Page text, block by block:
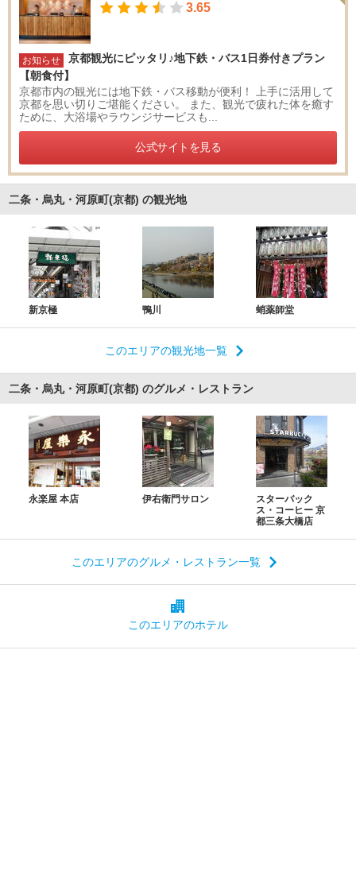
3.65
お知らせ
京都観光にピッタリ♪地下鉄・バス1日券付きプラン
【朝食付】
京都市内の観光には地下鉄・バス移動が便利！ 上手に活用して
京都を思い切りご堪能ください。 また、観光で疲れた体を癒す
ために、大浴場やラウンジサービスも...
公式サイトを見る
二条・烏丸・河原町(京都) の観光地
新京極 鴨川 蛸薬師堂
このエリアの観光地一覧
二条・烏丸・河原町(京都) のグルメ・レストラン
永楽屋 本店 伊右衛門サロン
スターバック
ス・コーヒー 京
都三条大橋店
このエリアのグルメ・レストラン一覧
このエリアのホテル